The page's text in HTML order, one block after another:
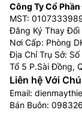
Công nghệ
Đây là công
những bộ quần
giặt nhẹ nhàng
chăm sóc nhẹ
Công Ty Cổ
MST:
Đăng Ký Thay
Nơi Cấp: Phòng
Địa Chỉ Trụ Sở:
Tổ 5 P.Sài Đồng,
Liên hệ Với
Email:
Bán Buôn: